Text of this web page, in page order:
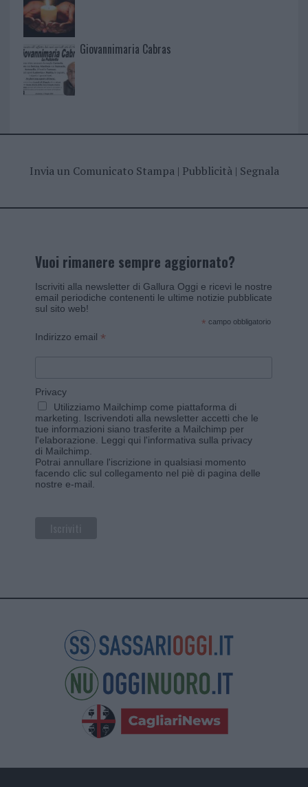
Giovannimaria Cabras
Invia un Comunicato Stampa| Pubblicità| Segnala
Vuoi rimanere sempre aggiornato?
Iscriviti alla newsletter di Gallura Oggi e ricevi le nostre
email periodiche contenenti le ultime notizie pubblicate
sul sito web!
* campo obbligatorio
Indirizzo email *
Privacy
Utilizziamo Mailchimp come piattaforma di
marketing. Iscrivendoti alla newsletter accetti che le
tue informazioni siano trasferite a Mailchimp per
l'elaborazione. Leggi qui l'informativa sulla privacy
di Mailchimp
Potrai annullare l'iscrizione in qualsiasi momento
facendo clic sul collegamento nel piè di pagina delle
nostre e-mail.